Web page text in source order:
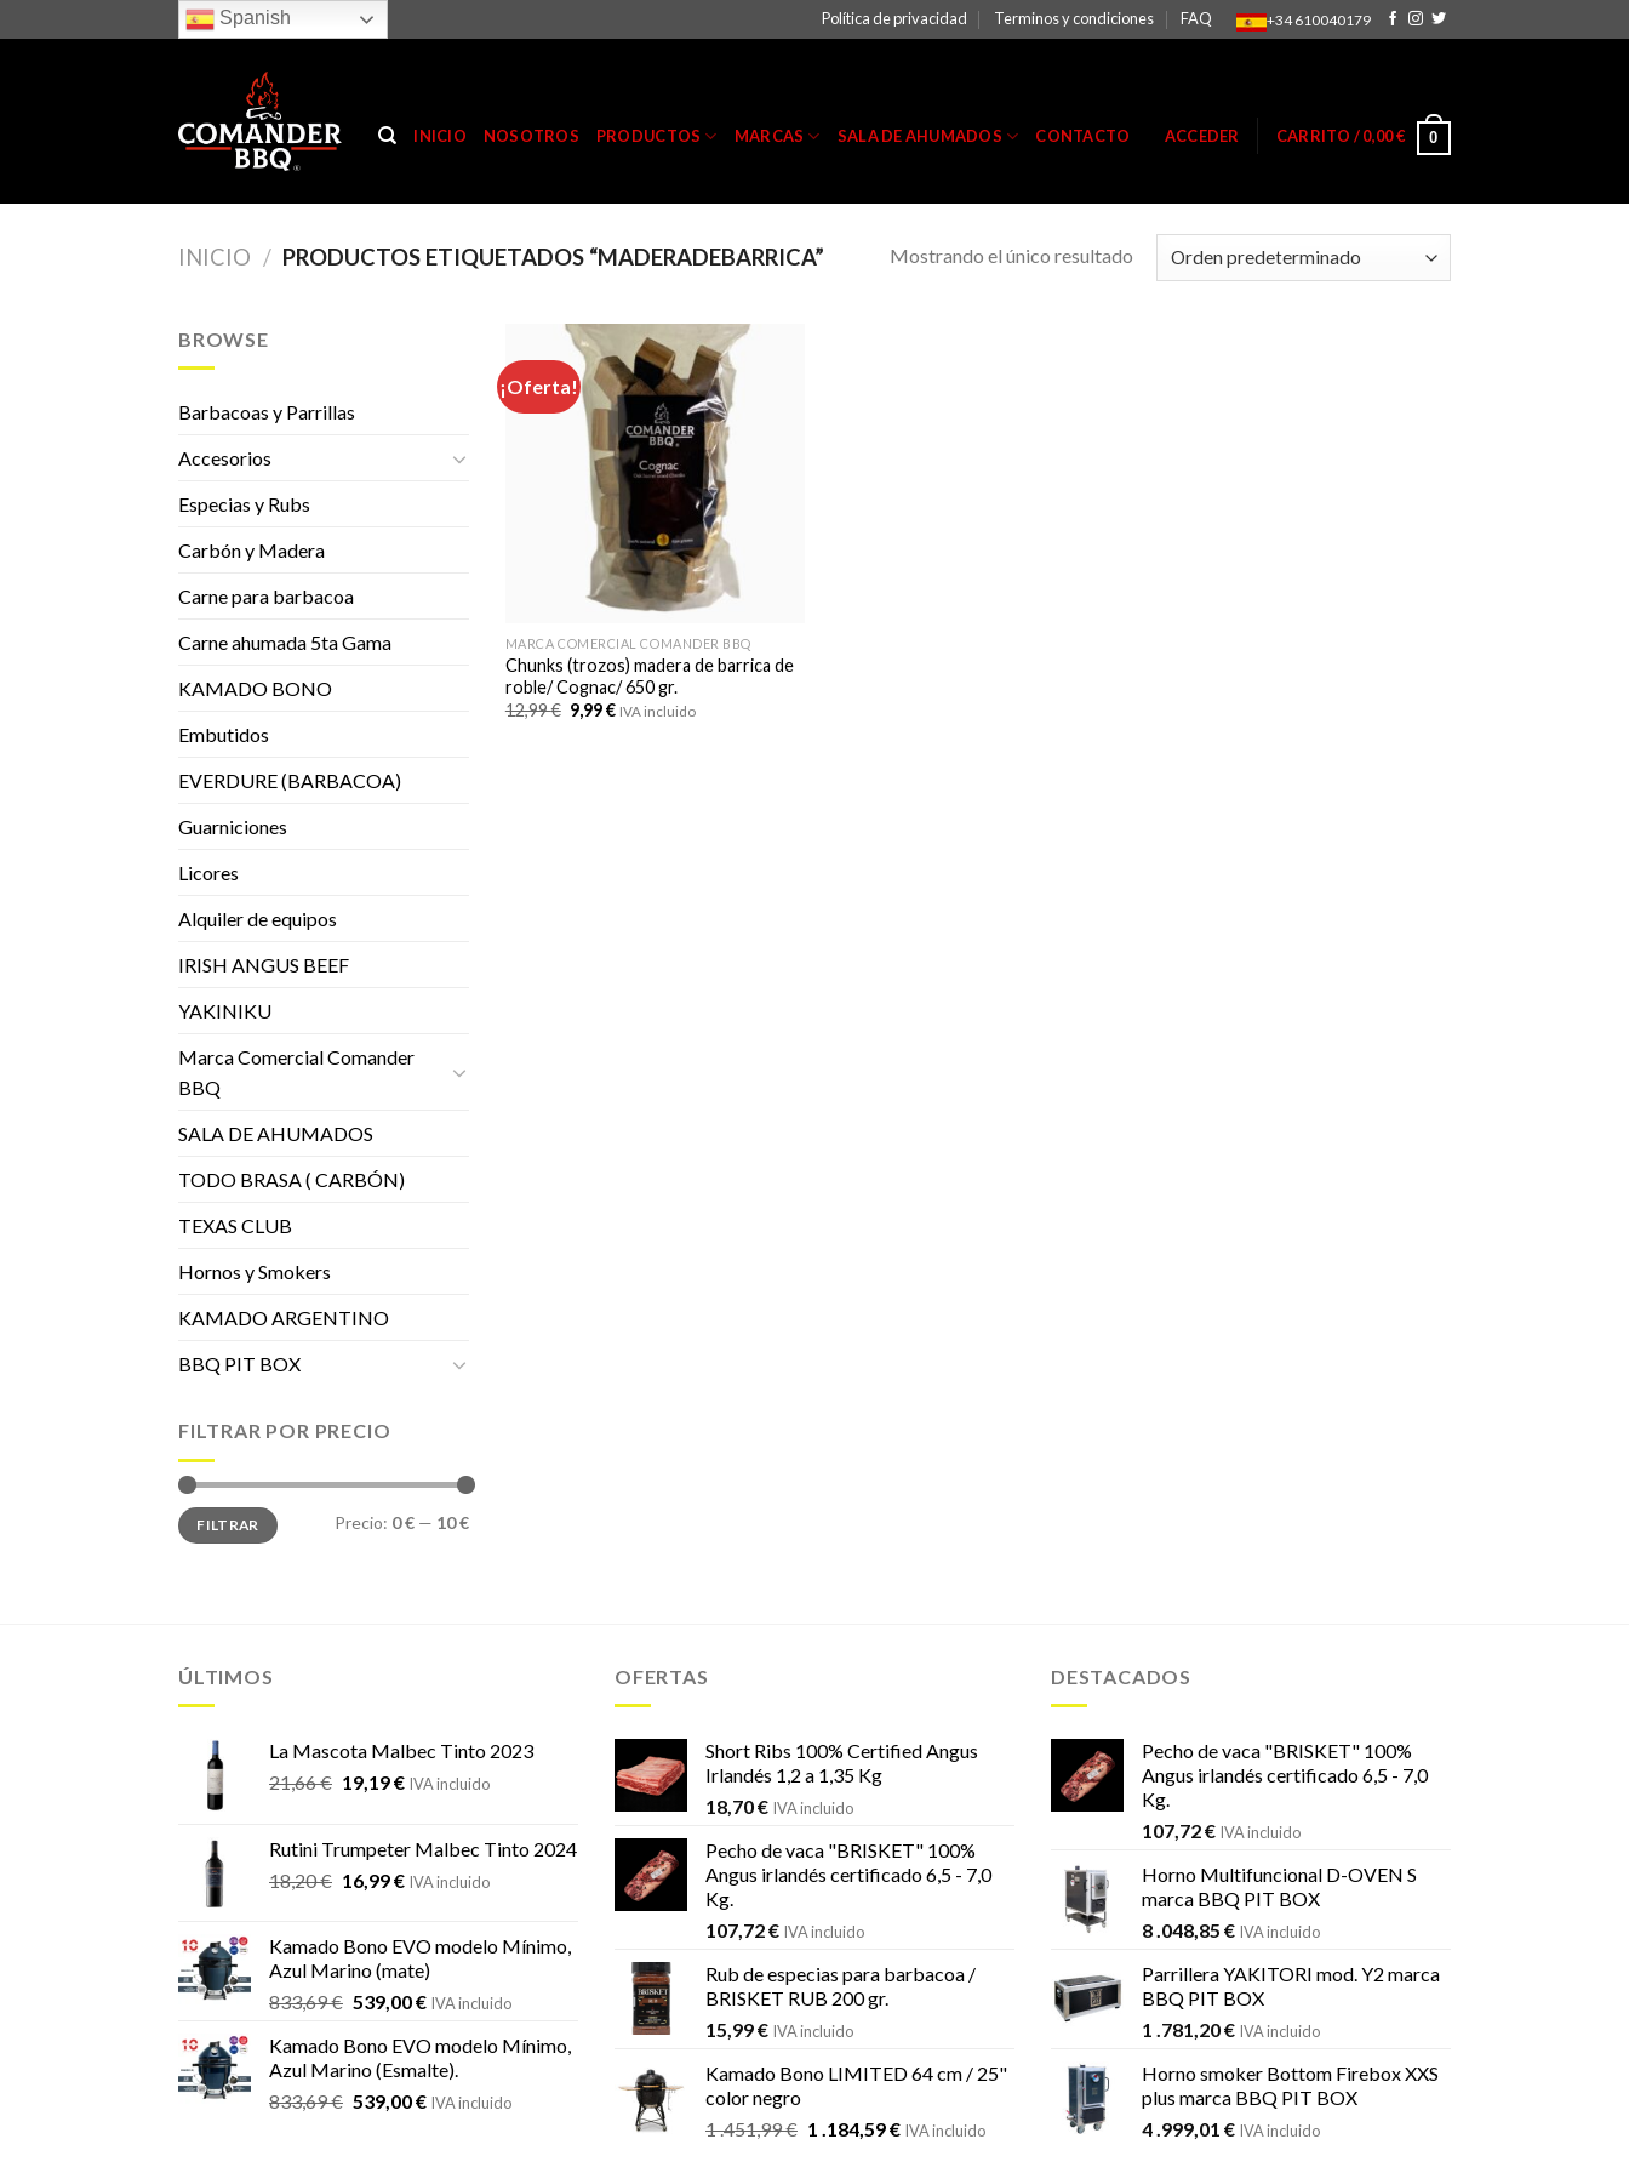
to
Spanish Política de privacidad Terminos y condiciones FAQ +34 610040179
INICIO NOSOTROS PRODUCTOS MARCAS SALA DE AHUMADOS CONTACTO ACCEDER CARRITO /0,00€ 0
INICIO / PRODUCTOS ETIQUETADOS “MADERADEBARRICA” Mostrando el único resultado
BROWSE
Barbacoas y Parrillas
Accesorios
Especias y Rubs
Carbón y Madera
Carne para barbacoa
Carne ahumada 5ta Gama
KAMADO BONO
Embutidos
EVERDURE (BARBACOA)
Guarniciones
Licores
Alquiler de equipos
IRISH ANGUS BEEF
YAKINIKU
Marca Comercial Comander
BBQ
SALA DE AHUMADOS
TODO BRASA ( CARBÓN)
TEXAS CLUB
Hornos y Smokers
KAMADO ARGENTINO
BBQ PIT BOX
FILTRAR POR PRECIO
Precio
mínimo
Precio
máximo
FILTRAR Precio: 0 € — 10 €
¡Oferta!
MARCA COMERCIAL COMANDER BBQ
Chunks (trozos) madera de barrica de
roble/ Cognac/ 650 gr.
12,99€ El
precio
9,99€ElIVA incluido
ÚLTIMOS
La Mascota Malbec Tinto 2023
21,66€ El
era:
21,66 €.
19,19€El
es:
19,19 €.
IVA incluido
Rutini Trumpeter Malbec Tinto 2024
18,20€ El
era:
18,20 €.
16,99€El
es:
16,99 €.
IVA incluido
Kamado Bono EVO modelo Mínimo,
Azul Marino (mate)
833,69€ El
original
era:
833,69 €.
539,00€El
actual
es:
539,00 €.
IVA incluido
Kamado Bono EVO modelo Mínimo,
Azul Marino (Esmalte).
833,69€ El
539,00€ElIVA incluido
OFERTAS
Short Ribs 100% Certified Angus
Irlandés 1,2 a 1,35 Kg
18,70€ IVA incluido
Pecho de vaca "BRISKET" 100%
Angus irlandés certificado 6,5 - 7,0
Kg.
107,72€ IVA incluido
Rub de especias para barbacoa /
BRISKET RUB 200 gr.
15,99€ IVA incluido
Kamado Bono LIMITED 64 cm / 25"
color negro
1 .451,99€ El
1 .184,59€ElIVA incluido
DESTACADOS
Pecho de vaca "BRISKET" 100%
Angus irlandés certificado 6,5 - 7,0
Kg.
107,72€ IVA incluido
Horno Multifuncional D-OVEN S
marca BBQ PIT BOX
8 .048,85 € IVA incluido
Parrillera YAKITORI mod. Y2 marca
BBQ PIT BOX
1 .781,20€ IVA incluido
Horno smoker Bottom Firebox XXS
plus marca BBQ PIT BOX
4 .999,01 € IVA incluido